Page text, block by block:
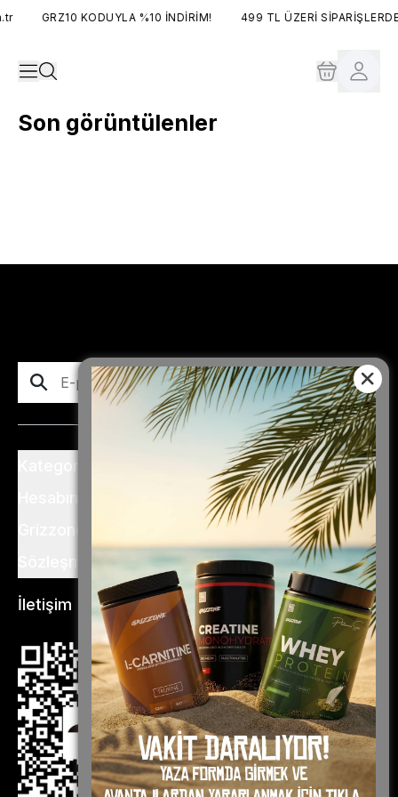
GRZ10 KODUYLA %10 İNDİRİM! 499 TL ÜZERİ
Son görüntülenler
Abone Ol
Sözleşme ve Şartlar
İletişim